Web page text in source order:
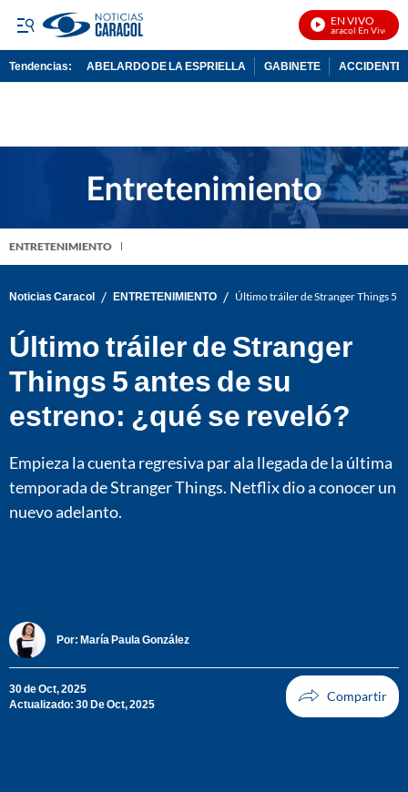
EN VIVO
Noticias Caracol En Vivo
Tendencias: ABELARDO DE LA ESPRIELLA GABINETE ACCIDENTE
ENTRETENIMIENTO
Noticias Caracol / ENTRETENIMIENTO / Último tráiler de Stranger Things 5
Último tráiler de Stranger
Things 5 antes de su
estreno: ¿qué se reveló?
Empieza la cuenta regresiva par ala llegada de la última
temporada de Stranger Things. Netflix dio a conocer un
nuevo adelanto.
Por: María Paula González
30 de Oct, 2025
Actualizado: 30 De Oct, 2025